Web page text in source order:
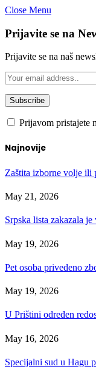
Close Menu
Prijavite se na
Prijavite se na naš
Prijavom pristajete
Najnovije
Zaštita izborne volje ili
May 21, 2026
Srpska lista zakazala
May 19, 2026
Pet osoba privedeno
May 19, 2026
U Prištini određen
May 16, 2026
Specijalni sud u Hagu